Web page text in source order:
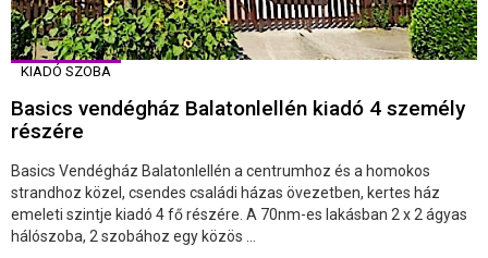
KIADÓ SZOBA
Basics vendégház Balatonlellén kiadó 4 személy
részére
Basics Vendégház Balatonlellén a centrumhoz és a homokos
strandhoz közel, csendes családi házas övezetben, kertes ház
emeleti szintje kiadó 4 fő részére. A 70nm-es lakásban 2 x 2 ágyas
hálószoba, 2 szobához egy közös ...